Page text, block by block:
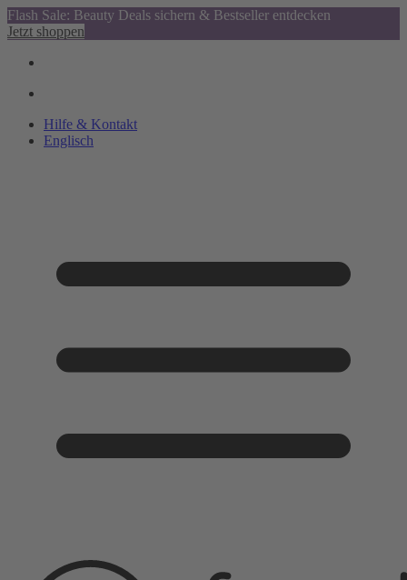
Flash Sale: Beauty Deals sichern & Bestseller entdecken
Jetzt shoppen
Hilfe & Kontakt
Englisch